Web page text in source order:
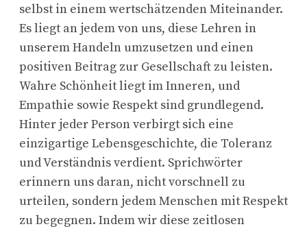
selbst in einem wertschätzenden Miteinander.
Es liegt an jedem von uns, diese Lehren in
unserem Handeln umzusetzen und einen
positiven Beitrag zur Gesellschaft zu leisten.
Wahre Schönheit liegt im Inneren, und
Empathie sowie Respekt sind grundlegend.
Hinter jeder Person verbirgt sich eine
einzigartige Lebensgeschichte, die Toleranz
und Verständnis verdient. Sprichwörter
erinnern uns daran, nicht vorschnell zu
urteilen, sondern jedem Menschen mit Respekt
zu begegnen. Indem wir diese zeitlosen